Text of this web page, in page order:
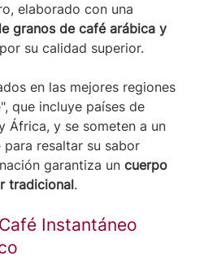
elaborado con una
granos de café arábica y
su calidad superior.
en las mejores regiones
que incluye países de
África, y se someten a un
para resaltar su sabor
garantiza un cuerpo
tradicional.
Instantáneo